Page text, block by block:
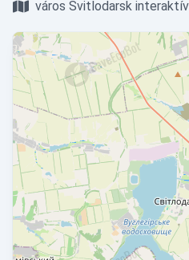
város Svitlodarsk